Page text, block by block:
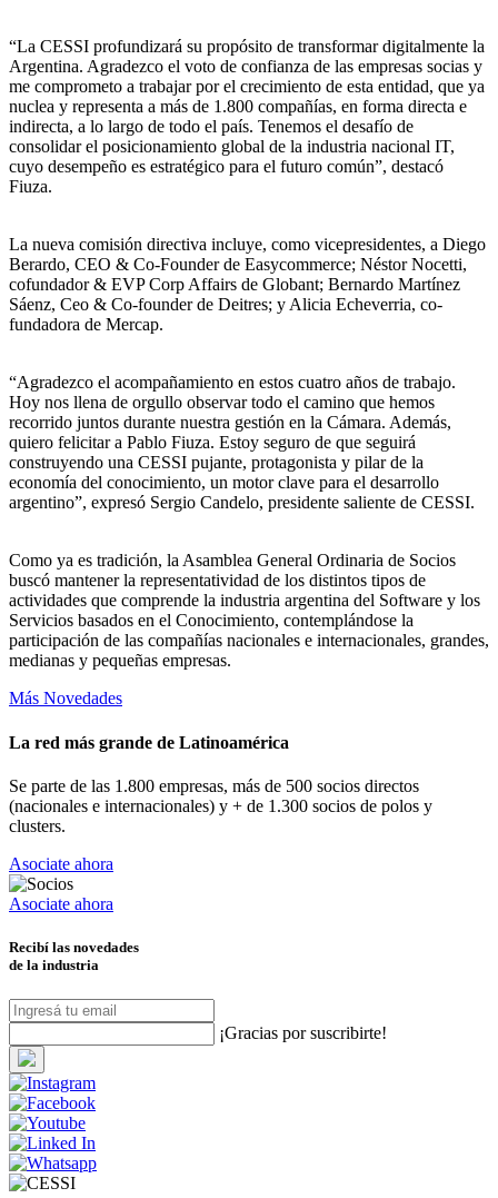
“La CESSI profundizará su propósito de transformar digitalmente la
Argentina. Agradezco el voto de confianza de las empresas socias y
me comprometo a trabajar por el crecimiento de esta entidad, que ya
nuclea y representa a más de 1.800 compañías, en forma directa e
indirecta, a lo largo de todo el país. Tenemos el desafío de
consolidar el posicionamiento global de la industria nacional IT,
cuyo desempeño es estratégico para el futuro común”, destacó
Fiuza.
La nueva comisión directiva incluye, como vicepresidentes, a Diego
Berardo, CEO & Co-Founder de Easycommerce; Néstor Nocetti,
cofundador & EVP Corp Affairs de Globant; Bernardo Martínez
Sáenz, Ceo & Co-founder de Deitres; y Alicia Echeverria, co-
fundadora de Mercap.
“Agradezco el acompañamiento en estos cuatro años de trabajo.
Hoy nos llena de orgullo observar todo el camino que hemos
recorrido juntos durante nuestra gestión en la Cámara. Además,
quiero felicitar a Pablo Fiuza. Estoy seguro de que seguirá
construyendo una CESSI pujante, protagonista y pilar de la
economía del conocimiento, un motor clave para el desarrollo
argentino”, expresó Sergio Candelo, presidente saliente de CESSI.
Como ya es tradición, la Asamblea General Ordinaria de Socios
buscó mantener la representatividad de los distintos tipos de
actividades que comprende la industria argentina del Software y los
Servicios basados en el Conocimiento, contemplándose la
participación de las compañías nacionales e internacionales, grandes,
medianas y pequeñas empresas.
Más Novedades
La red más grande de Latinoamérica
Se parte de las 1.800 empresas, más de 500 socios directos
(nacionales e internacionales) y + de 1.300 socios de polos y
clusters.
Asociate ahora
Asociate ahora
Recibí las novedades
de la industria
¡Gracias por suscribirte!